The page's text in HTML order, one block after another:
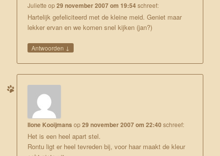
Juliette op29 november 2007 om 19:54schreef:
Hartelijk gefeliciteerd met de kleine meid. Geniet maar
lekker ervan en we komen snel kijken (jan?)
Antwoorden ↓
Ilone Kooijmans op29 november 2007 om 22:40 schreef:
Het is een heel apart stel.
Rontu ligt er heel tevreden bij, voor haar maakt de kleur